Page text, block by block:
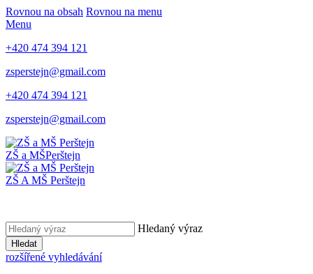
Rovnou na obsah Rovnou na menu
Menu
+420 474 394 121
zsperstejn@gmail.com
+420 474 394 121
zsperstejn@gmail.com
ZŠ a MŠPerštejn
ZŠ A MŠ Perštejn
Hledaný výraz
Hledat
rozšířené vyhledávání